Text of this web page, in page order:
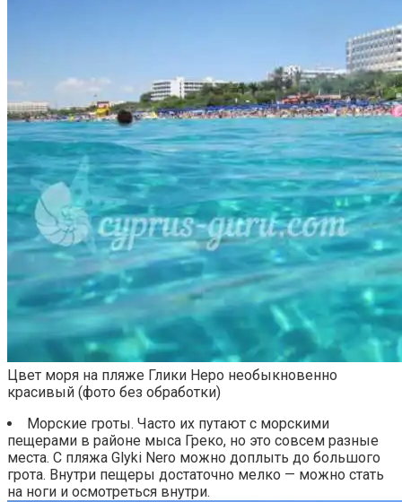
Цвет моря на пляже Глики Неро необыкновенно
красивый (фото без обработки)
Морские гроты. Часто их путают с морскими
пещерами в районе мыса Греко, но это совсем разные
места. С пляжа Glyki Nero можно доплыть до большого
грота. Внутри пещеры достаточно мелко — можно стать
на ноги и осмотреться внутри.